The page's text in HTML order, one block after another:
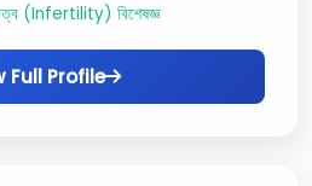
(Infertility) বিশেষজ্ঞ
Full Profile